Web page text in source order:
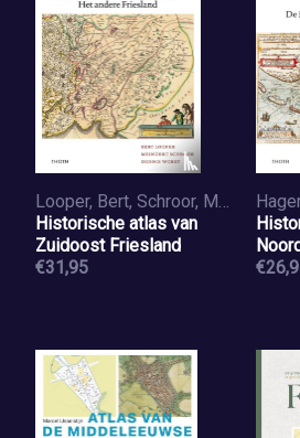
Looper, Bert, Schroor, Meindert, Worst, Dennis
Historische atlas van
Zuidoost Friesland
€31,95